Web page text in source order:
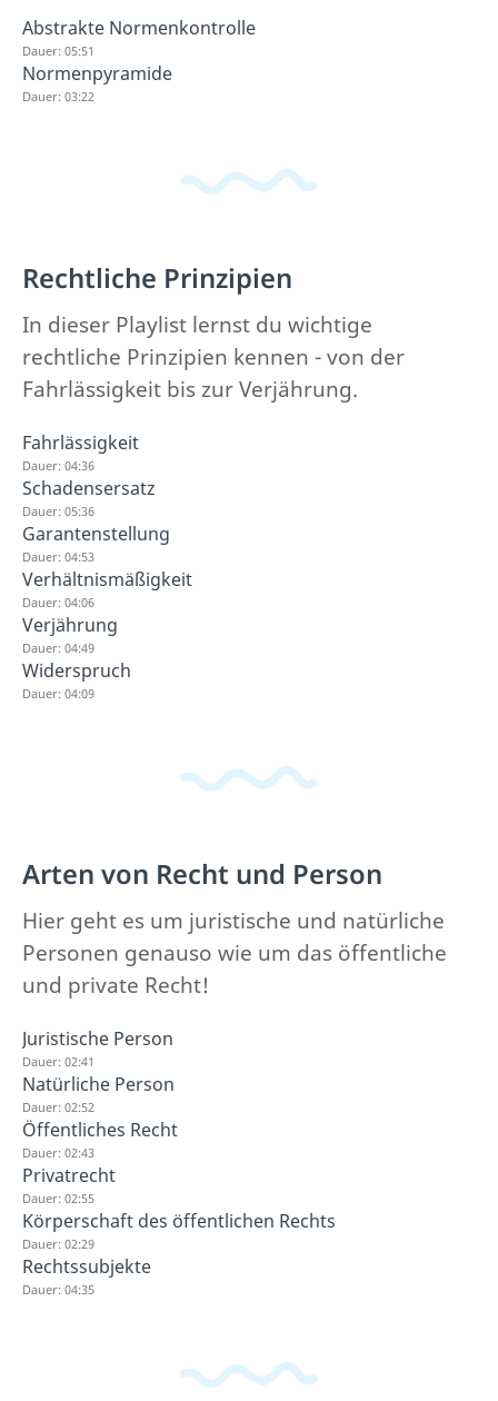
Abstrakte Normenkontrolle
Dauer: 05:51
Normenpyramide
Dauer: 03:22
Rechtliche Prinzipien
In dieser Playlist lernst du wichtige
rechtliche Prinzipien kennen - von der
Fahrlässigkeit bis zur Verjährung.
Fahrlässigkeit
Dauer: 04:36
Schadensersatz
Dauer: 05:36
Garantenstellung
Dauer: 04:53
Verhältnismäßigkeit
Dauer: 04:06
Verjährung
Dauer: 04:49
Widerspruch
Dauer: 04:09
Arten von Recht und Person
Hier geht es um juristische und natürliche
Personen genauso wie um das öffentliche
und private Recht!
Juristische Person
Dauer: 02:41
Natürliche Person
Dauer: 02:52
Öffentliches Recht
Dauer: 02:43
Privatrecht
Dauer: 02:55
Körperschaft des öffentlichen Rechts
Dauer: 02:29
Rechtssubjekte
Dauer: 04:35